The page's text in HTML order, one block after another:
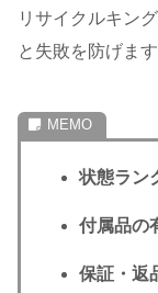
リサイクルキン
と失敗を防げます
状態ラン
付属品の
保証・返